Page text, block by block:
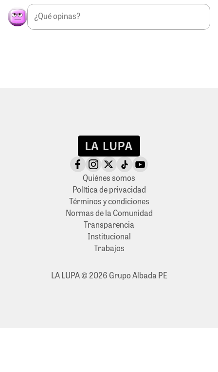
Quiénes somos
Política de privacidad
Términos y condiciones
Normas de la Comunidad
Transparencia
Institucional
Trabajos
LA LUPA © 2026 Grupo Albada PE